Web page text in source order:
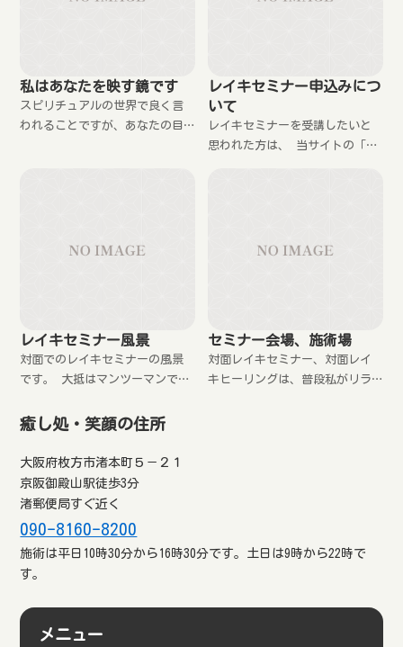
私はあなたを映す鏡です
スピリチュアルの世界で良く言
われることですが、あなたの目
レイキセミナー申込みにつ
いて
レイキセミナーを受講したいと
思われた方は、 当サイトの「お
レイキセミナー風景
対面でのレイキセミナーの風景
です。 大抵はマンツーマンでし
セミナー会場、施術場
対面レイキセミナー、対面レイ
キヒーリングは、普段私がリラ
癒し処・笑顔の住所
大阪府枚方市渚本町５－２１
京阪御殿山駅徒歩3分
渚郵便局すぐ近く
090-8160-8200
施術は平日10時30分から16時30分です。土日は9時から22時で
す。
メニュー